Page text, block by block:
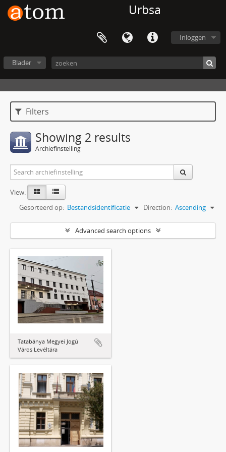
Urbsa
Inloggen
Blader
Filters
Showing 2 results
Archiefinstelling
View:
Gesorteerd op: Bestandsidentificatie Direction: Ascending
Advanced search options
Tatabánya Megyei Jogú
Város Levéltára